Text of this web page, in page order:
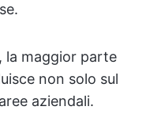
la maggior parte
non solo sul
aziendali.